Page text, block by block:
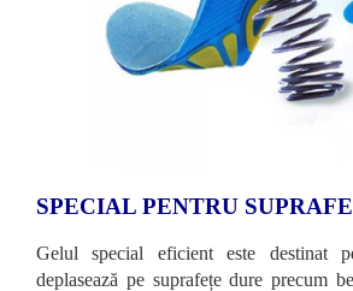
SPECIAL PENTRU
Gelul special eficient este destinat
deplasează pe suprafețe dure precum